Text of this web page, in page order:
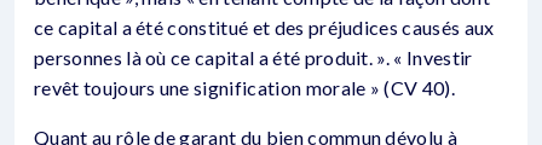
ce capital a été constitué et des préjudices causés aux
personnes là où ce capital a été produit. ». « Investir
revêt toujours une signification morale » (CV 40).
Quant au rôle de garant du bien commun dévolu à